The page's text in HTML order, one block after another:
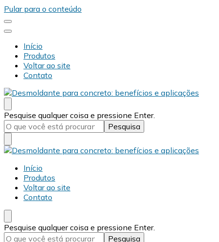
Pular para o conteúdo
Início
Produtos
Voltar ao site
Contato
Desmold
Blog Desmold
Procurando
algo?
Pesquise qualquer coisa e pressione Enter.
Desmold
Blog Desmold
Início
Produtos
Voltar ao site
Contato
Procurando
algo?
Pesquise qualquer coisa e pressione Enter.